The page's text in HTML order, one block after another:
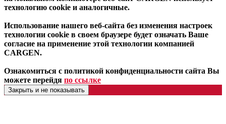
технологию cookie и аналогичные.
Использование нашего веб-сайта без изменения настроек
технологии cookie в своем браузере будет означать Ваше
согласие на применение этой технологии компанией
CARGEN.
Ознакомиться с политикой конфиденциальности сайта Вы
можете перейдя по ссылке
Закрыть и не показывать